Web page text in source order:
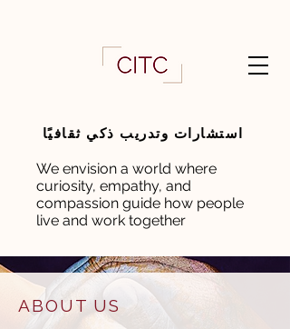
استشارات وتدريب ذكي ثقافيًا
We envision a world where
curiosity, empathy, and
compassion guide how people
live and work together
ABOUT US